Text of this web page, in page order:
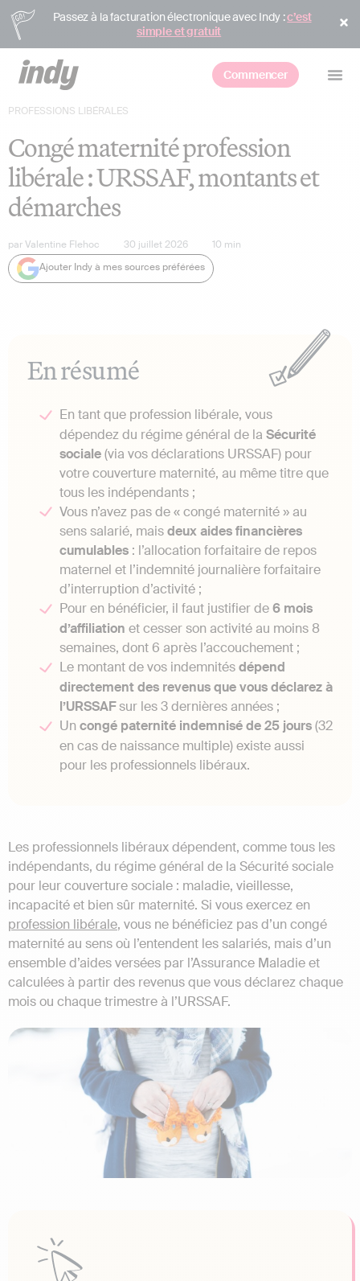
Passez à la facturation électronique avec Indy :c’est
simple et gratuit
Commencer
PROFESSIONS LIBÉRALES
Congé maternité profession
libérale : URSSAF, montants et
démarches
parValentine Flehoc 30 juillet 2026 10 min
Ajouter Indy à mes sources préférées
En résumé
En tant que profession libérale, vous
dépendez du régime général de la Sécurité
sociale(via vos déclarations URSSAF) pour
votre couverture maternité, au même titre que
tous les indépendants ;
Vous n’avez pas de « congé maternité » au
sens salarié, maisdeux aides financières
cumulables : l’allocation forfaitaire de repos
maternel et l’indemnité journalière forfaitaire
d’interruption d’activité ;
Pour en bénéficier, il faut justifier de6 mois
d’affiliation et cesser son activité au moins 8
semaines, dont 6 après l’accouchement ;
Le montant de vos indemnitésdépend
directement des revenus que vous déclarez à
l’URSSAFsur les 3 dernières années ;
Un congé paternité indemnisé de 25 jours(32
en cas de naissance multiple) existe aussi
pour les professionnels libéraux.
Les professionnels libéraux dépendent, comme tous les
indépendants, du régime général de la Sécurité sociale
pour leur couverture sociale : maladie, vieillesse,
incapacité et bien sûr maternité. Si vous exercez en
profession libérale, vous ne bénéficiez pas d’un congé
maternité au sens où l’entendent les salariés, mais d’un
ensemble d’aides versées par l’Assurance Maladie et
calculées à partir des revenus que vous déclarez chaque
mois ou chaque trimestre à l’URSSAF.